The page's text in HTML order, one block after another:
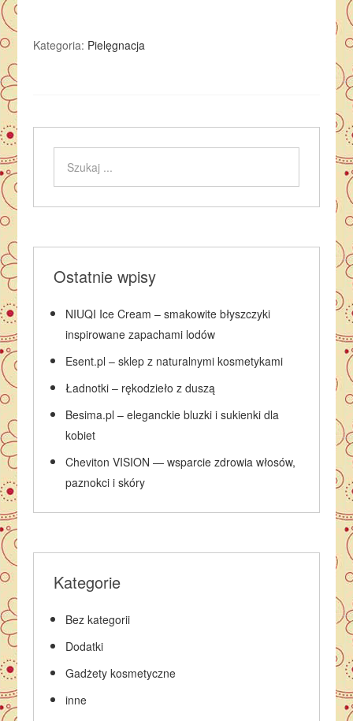
Kategoria: Pielęgnacja
Ostatnie wpisy
NIUQI Ice Cream – smakowite błyszczyki
inspirowane zapachami lodów
Esent.pl – sklep z naturalnymi kosmetykami
Ładnotki – rękodzieło z duszą
Besima.pl – eleganckie bluzki i sukienki dla
kobiet
Cheviton VISION — wsparcie zdrowia włosów,
paznokci i skóry
Kategorie
Bez kategorii
Dodatki
Gadżety kosmetyczne
inne